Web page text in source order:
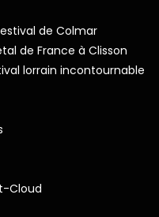
de Colmar
de France à Clisson
lorrain incontournable
Cloud